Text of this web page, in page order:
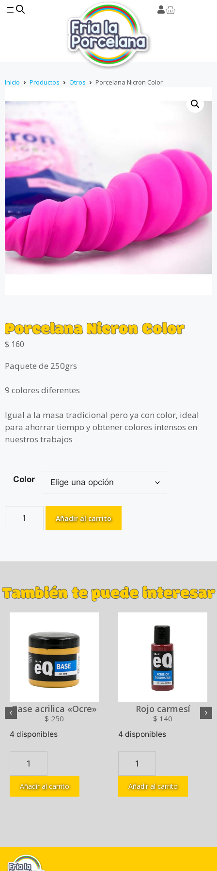
Inicio Productos Otros Porcelana Nicron Color
Porcelana Nicron Color
$ 160
Paquete de 250grs
9 colores diferentes
Igual a la masa tradicional pero ya con color, ideal
para ahorrar tiempo y obtener colores intensos en
nuestros trabajos
Color
Añadir al carrito
También te puede interesar
Base acrilica «Ocre»
$ 250
4 disponibles
Añadir al carrito
Rojo carmesí
$ 140
4 disponibles
Añadir al carrito